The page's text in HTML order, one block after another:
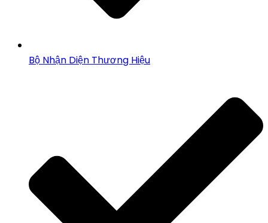
Bộ Nhận Diện Thương Hiệu